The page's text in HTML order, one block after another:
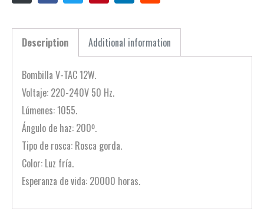
Description Additional information
Bombilla V-TAC 12W.
Voltaje: 220-240V 50 Hz.
Lúmenes: 1055.
Ángulo de haz: 200º.
Tipo de rosca: Rosca gorda.
Color: Luz fría.
Esperanza de vida: 20000 horas.